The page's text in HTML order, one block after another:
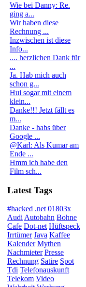
Wie bei Danny: Re.
ging a...
Wir haben diese
Rechnung ...
Inzwischen ist diese
Info...
.... herzlichen Dank für
...
Ja. Hab mich auch
schon g...
Hui sogar mit einem
klein...
Danke!!! Jetzt fällt es
m...
Danke - habs über
Google ...
@Karl: Als Kumar am
Ende ...
Hmm ich habe den
Film sch...
Latest Tags
#hacked .net 01803x
Audi Autobahn Bohne
Cafe Dot-net Hüftspeck
Irrtümer Java Kaffee
Kalender Mythen
Nachmieter Presse
Rechnung Satire Spot
Tdi Telefonauskunft
Telekom Video